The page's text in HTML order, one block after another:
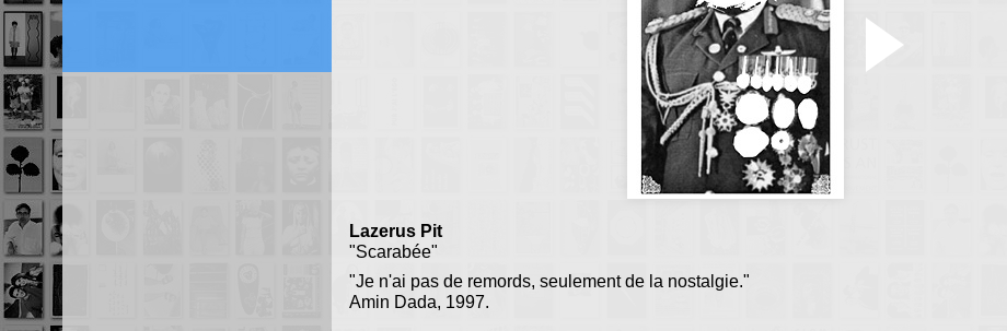
Lazerus Pit
"Scarabée"
"Je n'ai pas de remords, seulement de la nostalgie."
Amin Dada, 1997.